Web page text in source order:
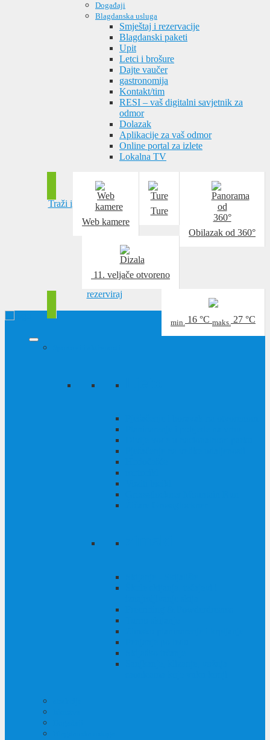
Događaji
Blagdanska usluga
Smještaj i rezervacije
Blagdanski paketi
Upit
Letci i brošure
Dajte vaučer
gastronomija
Kontakt/tim
RESI – vaš digitalni savjetnik za
odmor
Dolazak
Aplikacije za vaš odmor
Online portal za izlete
Lokalna TV
Obilazak od 360°
Ture
Web kamere
11. veljače otvoreno
min. 16 °C maks. 27 °C
Traži i
rezerviraj